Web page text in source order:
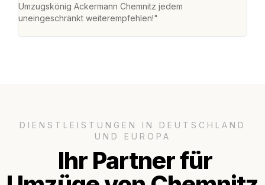
Umzugskönig Ackermann Chemnitz jedem
uneingeschränkt weiterempfehlen!"
DIENSTLEISTUNGEN IN DEUTSCHLAND
UND EUROPA
Ihr Partner für